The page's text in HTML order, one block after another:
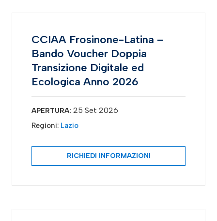
CCIAA Frosinone-Latina –
Bando Voucher Doppia
Transizione Digitale ed
Ecologica Anno 2026
APERTURA: 25 Set 2026
Regioni: Lazio
RICHIEDI INFORMAZIONI